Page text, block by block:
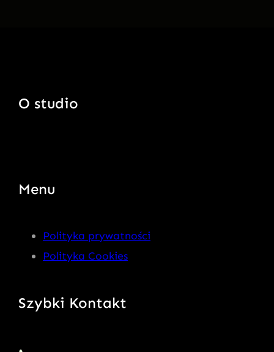
O studio
Menu
Polityka prywatności
Polityka Cookies
Szybki Kontakt